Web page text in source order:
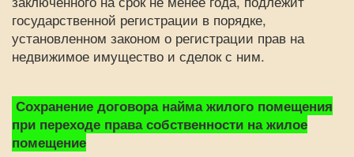
государственной регистрации в порядке,
установленном законом о регистрации прав на
недвижимое имущество и сделок с ним.
Сохранение договора найма жилого помещения
при переходе права собственности на жилое
помещение